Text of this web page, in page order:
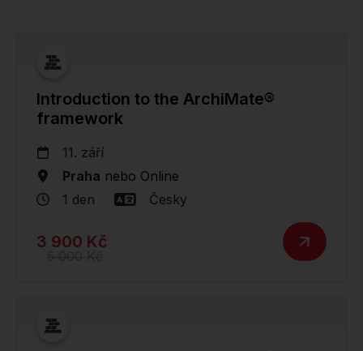
Introduction to the ArchiMate®
framework
11. září
Praha nebo Online
1 den
Česky
3 900 Kč